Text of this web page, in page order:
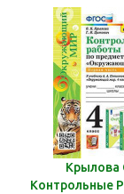
Крылова
Контрольные